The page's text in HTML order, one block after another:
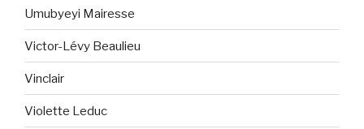
Umubyeyi Mairesse
Victor-Lévy Beaulieu
Vinclair
Violette Leduc